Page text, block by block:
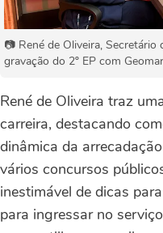
📷 René de Oliveira,
gravação do 2º EP com
René de Oliveira traz
carreira, destacando
dinâmica da
vários concursos
inestimável de dicas
para ingressar no